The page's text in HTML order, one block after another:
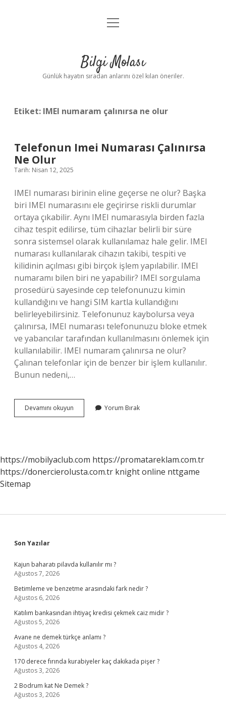
Anasayfa
Yasal Uyarı
menüyü
Bilgi Molası
Günlük hayatın sıradan anlarını özel kılan öneriler.
Etiket: IMEI numaram çalınırsa ne olur
Telefonun Imei Numarası Çalınırsa
Ne Olur
Tarih: Nisan 12, 2025
IMEI numarası birinin eline geçerse ne olur? Başka
biri IMEI numarasını ele geçirirse riskli durumlar
ortaya çıkabilir. Aynı IMEI numarasıyla birden fazla
cihaz tespit edilirse, tüm cihazlar belirli bir süre
sonra sistemsel olarak kullanılamaz hale gelir. IMEI
numarası kullanılarak cihazın takibi, tespiti ve
kilidinin açılması gibi birçok işlem yapılabilir. IMEI
numaramı bilen biri ne yapabilir? IMEI sorgulama
prosedürü sayesinde cep telefonunuzu kimin
kullandığını ve hangi SIM kartla kullandığını
belirleyebilirsiniz. Telefonunuz kaybolursa veya
çalınırsa, IMEI numarası telefonunuzu bloke etmek
ve yabancılar tarafından kullanılmasını önlemek için
kullanılabilir. IMEI numaram çalınırsa ne olur?
Çalınan telefonlar için de benzer bir işlem kullanılır.
Bunun nedeni,…
Devamını okuyun Telefonun
Imei
Yorum Bırak
https://mobilyaclub.com https://promatareklam.com.tr
https://donercierolusta.com.tr knight online nttgame
Sitemap
Sidebar
Son Yazılar
Kajun baharatı pilavda kullanılır mı ?
Ağustos 7, 2026
Betimleme ve benzetme arasındaki fark nedir ?
Ağustos 6, 2026
Katılım bankasından ihtiyaç kredisi çekmek caiz midir ?
Ağustos 5, 2026
Avane ne demek türkçe anlamı ?
Ağustos 4, 2026
170 derece fırında kurabiyeler kaç dakikada pişer ?
Ağustos 3, 2026
2 Bodrum kat Ne Demek ?
Ağustos 3, 2026